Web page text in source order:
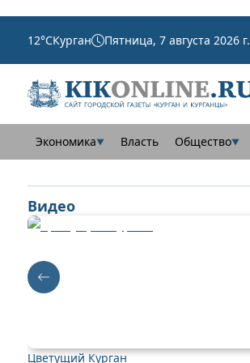
12°CКурган Пятница, 7 августа 2026 г.
Экономика▼ Власть Общество▼
Видео
Цветущий Курган